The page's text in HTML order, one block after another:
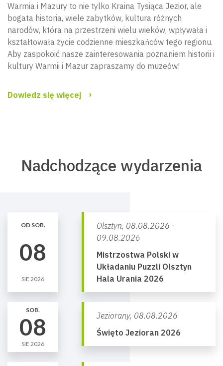
Warmia i Mazury to nie tylko Kraina Tysiąca Jezior, ale
bogata historia, wiele zabytków, kultura różnych
narodów, która na przestrzeni wielu wieków, wpływała i
kształtowała życie codzienne mieszkańców tego regionu.
Aby zaspokoić nasze zainteresowania poznaniem historii i
kultury Warmii i Mazur zapraszamy do muzeów!
Dowiedz się więcej
Nadchodzące wydarzenia
OD SOB.
08
SIE 2026
Olsztyn, 08.08.2026 -
09.08.2026
Mistrzostwa Polski w
Układaniu Puzzli Olsztyn
Hala Urania 2026
SOB.
08
SIE 2026
Jeziorany, 08.08.2026
Święto Jezioran 2026